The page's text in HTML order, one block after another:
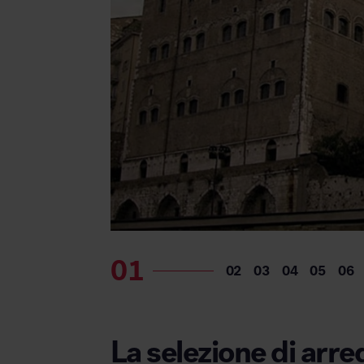
Area hospitality
La selezione di